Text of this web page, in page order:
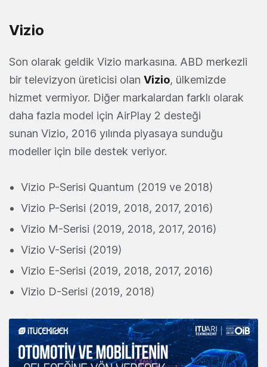
Vizio
Son olarak geldik Vizio markasına. ABD merkezli
bir televizyon üreticisi olan Vizio, ülkemizde
hizmet vermiyor. Diğer markalardan farklı olarak
daha fazla model için AirPlay 2 desteği
sunan Vizio, 2016 yılında piyasaya sunduğu
modeller için bile destek veriyor.
Vizio P-Serisi Quantum (2019 ve 2018)
Vizio P-Serisi (2019, 2018, 2017, 2016)
Vizio M-Serisi (2019, 2018, 2017, 2016)
Vizio V-Serisi (2019)
Vizio E-Serisi (2019, 2018, 2017, 2016)
Vizio D-Serisi (2019, 2018)